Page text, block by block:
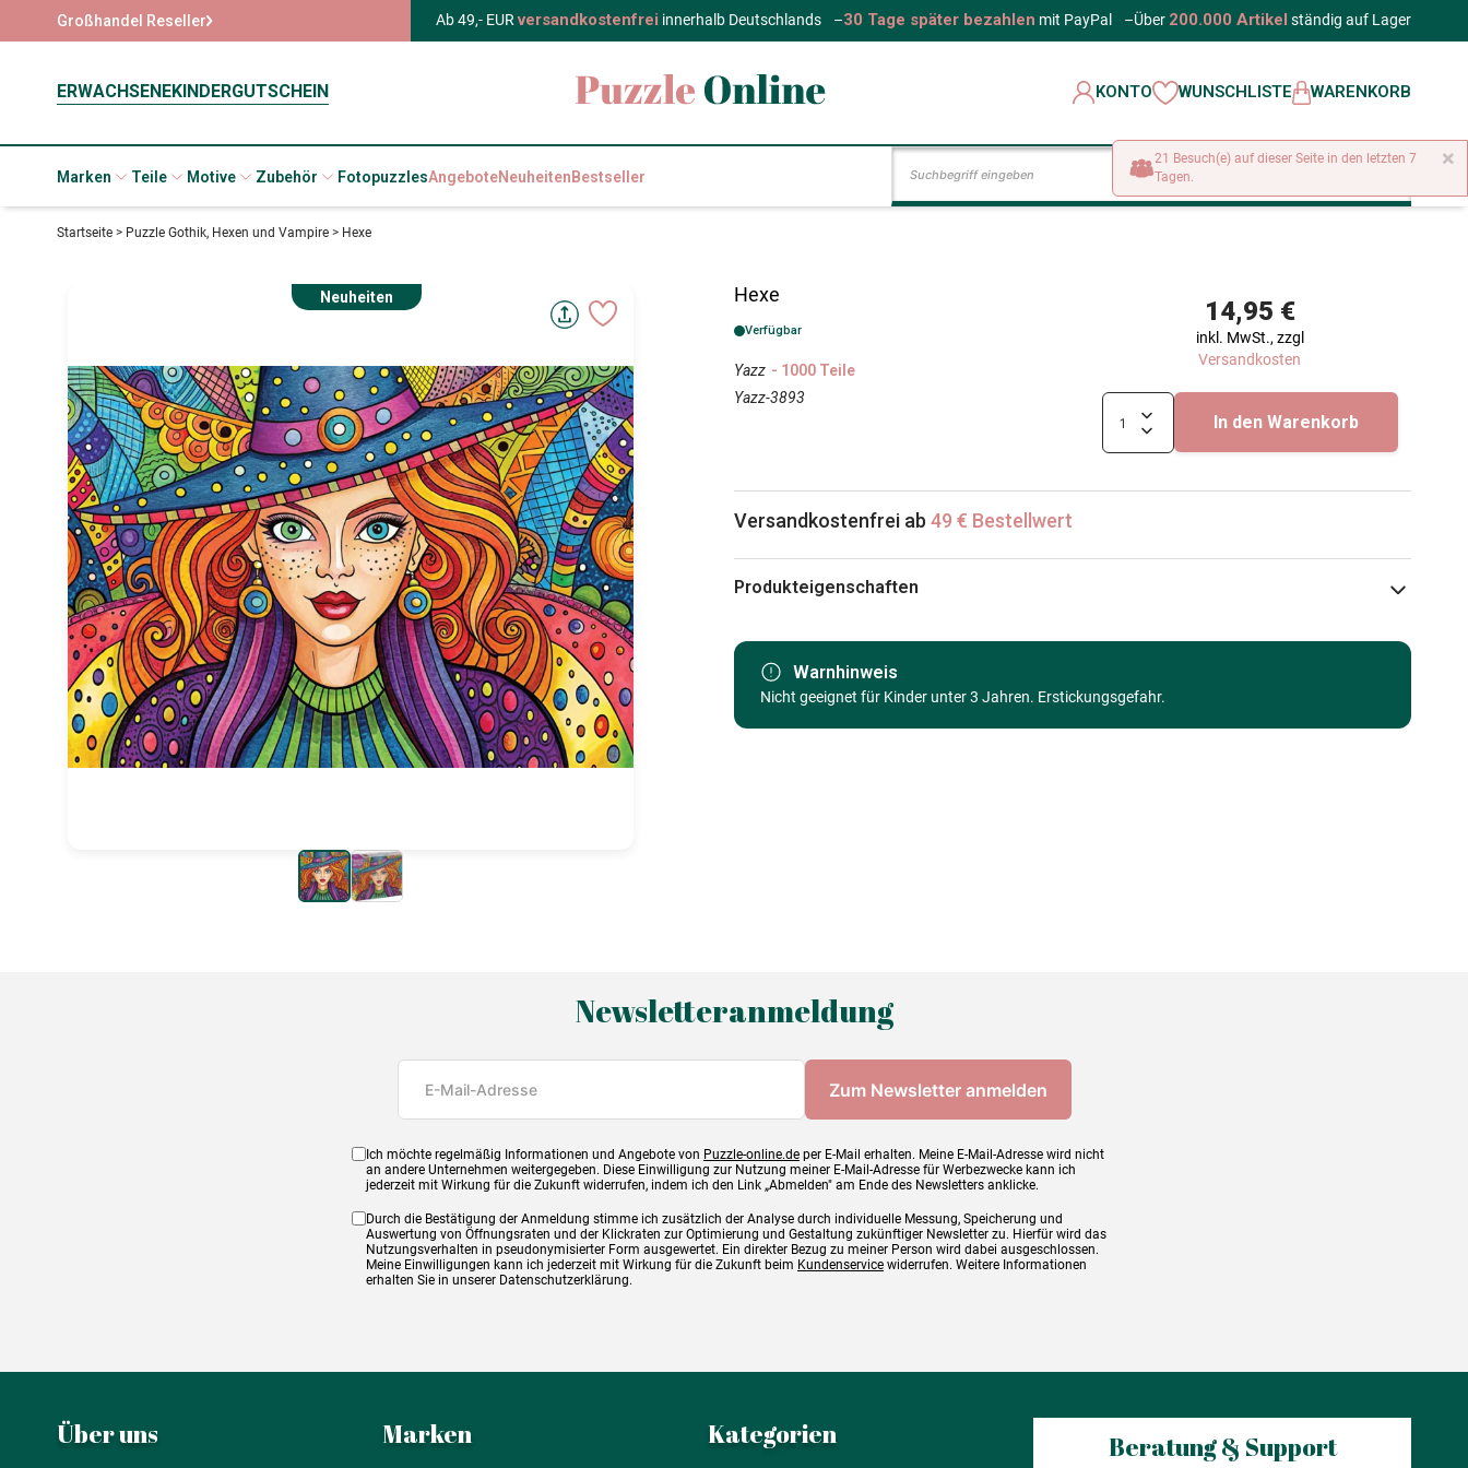
Großhandel Reseller Ab 49,- EURversandkostenfrei innerhalb Deutschlands –30 Tage später bezahlen mit PayPal –Über 200.000 Artikel ständig auf Lager
ERWACHSENEKINDERGUTSCHEIN KONTO WUNSCHLISTE WARENKORB
Marken Teile Motive Zubehör FotopuzzlesAngeboteNeuheitenBestseller
Startseite > Puzzle Gothik, Hexen und Vampire > Hexe
Neuheiten Hexe
Verfügbar
Yazz - 1000 Teile
Yazz-3893
14,95 €
inkl. MwSt., zzgl
Versandkosten
In den Warenkorb
Versandkostenfrei ab 49 € Bestellwert
Produkteigenschaften
Kategorie
Puzzle für Erwachsene (500 bis 48000 Teile)
Warnhinweis
Nicht geeignet für Kinder unter 3 Jahren. Erstickungsgefahr.
Newsletteranmeldung
Ich möchte regelmäßig Informationen und Angebote von Puzzle-online.de per E-Mail erhalten. Meine E-Mail-Adresse wird nicht
an andere Unternehmen weitergegeben. Diese Einwilligung zur Nutzung meiner E-Mail-Adresse für Werbezwecke kann ich
jederzeit mit Wirkung für die Zukunft widerrufen, indem ich den Link „Abmelden" am Ende des Newsletters anklicke.
Durch die Bestätigung der Anmeldung stimme ich zusätzlich der Analyse durch individuelle Messung, Speicherung und
Auswertung von Öffnungsraten und der Klickraten zur Optimierung und Gestaltung zukünftiger Newsletter zu. Hierfür wird das
Nutzungsverhalten in pseudonymisierter Form ausgewertet. Ein direkter Bezug zu meiner Person wird dabei ausgeschlossen.
Meine Einwilligungen kann ich jederzeit mit Wirkung für die Zukunft beim Kundenservice widerrufen. Weitere Informationen
erhalten Sie in unserer Datenschutzerklärung.
Über uns Marken Kategorien Beratung & Support
×
21 Besuch(e) auf dieser Seite in den letzten 7
Tagen.